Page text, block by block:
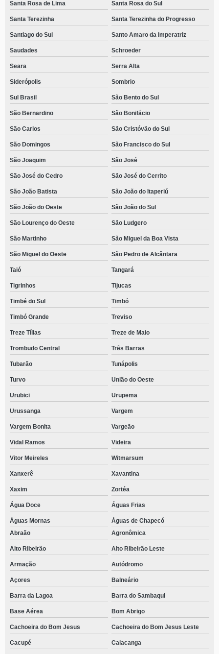
Santa Rosa de Lima Santa Rosa do Sul
Santa Terezinha Santa Terezinha do Progresso
Santiago do Sul Santo Amaro da Imperatriz
Saudades Schroeder
Seara Serra Alta
Siderópolis Sombrio
Sul Brasil São Bento do Sul
São Bernardino São Bonifácio
São Carlos São Cristóvão do Sul
São Domingos São Francisco do Sul
São Joaquim São José
São José do Cedro São José do Cerrito
São João Batista São João do Itaperiú
São João do Oeste São João do Sul
São Lourenço do Oeste São Ludgero
São Martinho São Miguel da Boa Vista
São Miguel do Oeste São Pedro de Alcântara
Taió Tangará
Tigrinhos Tijucas
Timbé do Sul Timbó
Timbó Grande Treviso
Treze Tílias Treze de Maio
Trombudo Central Três Barras
Tubarão Tunápolis
Turvo União do Oeste
Urubici Urupema
Urussanga Vargem
Vargem Bonita Vargeão
Vidal Ramos Videira
Vitor Meireles Witmarsum
Xanxerê Xavantina
Xaxim Zortéa
Água Doce Águas Frias
Águas Mornas
Águas de Chapecó
Abraão
Agronômica
Alto Ribeirão Alto Ribeirão Leste
Armação Autódromo
Açores Balneário
Barra da Lagoa Barra do Sambaqui
Base Aérea Bom Abrigo
Cachoeira do Bom Jesus Cachoeira do Bom Jesus Leste
Cacupé Caiacanga